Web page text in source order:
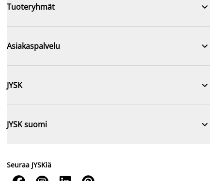
Tuoteryhmät 
Asiakaspalvelu 
JYSK 
JYSK suomi 
Seuraa JYSKiä